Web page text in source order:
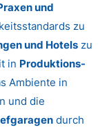
und
zu
und Hotels zu
in Produktions-
Ambiente in
und die
durch